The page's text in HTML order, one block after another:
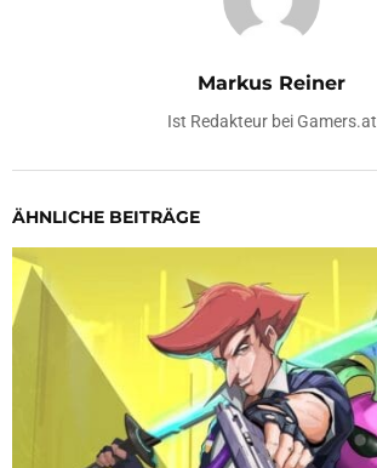
Markus Reiner
Ist Redakteur bei Gamers.at
ÄHNLICHE BEITRÄGE